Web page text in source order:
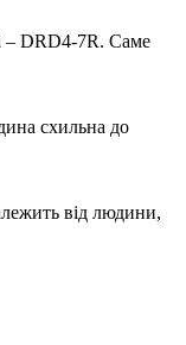
– DRD4-7R. Саме
схильна до
від людини,